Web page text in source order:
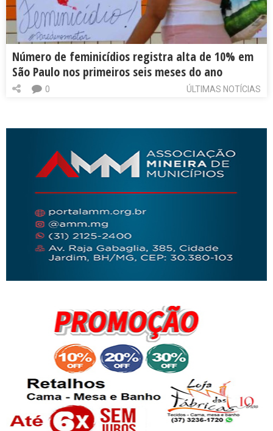
Número de feminicídios registra alta de 10% em
São Paulo nos primeiros seis meses do ano
ÚLTIMAS NOTÍCIAS
0